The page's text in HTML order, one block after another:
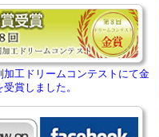
加工ドリームコンテストにて金
受賞しました。